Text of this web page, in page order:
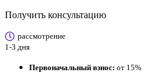
Получить консультацию
рассмотрение
1-3 дня
Первоначальный взнос: от 15%